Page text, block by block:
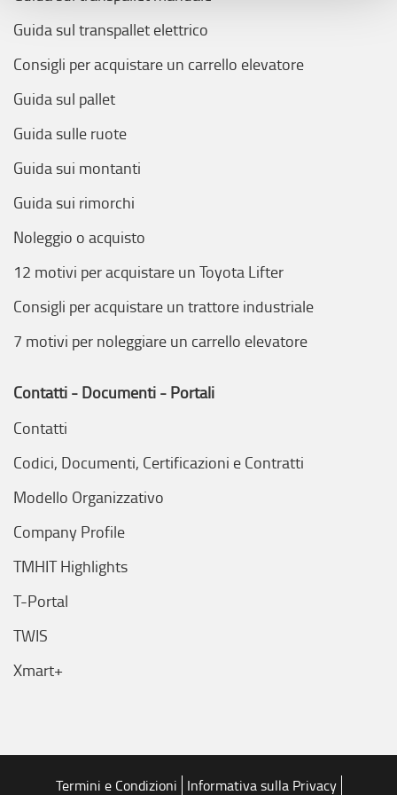
l’Informativa estesa cookie. La chiusura del presente
analytics, per i quali non occorre il tuo consenso. Potrai
comunque modificare le tue scelte in qualsiasi momento,
accedendo al link presente nel footer.
Guida sul transpallet elettrico
Consigli per acquistare un carrello elevatore
Guida sul pallet
Guida sulle ruote
Guida sui montanti
Guida sui rimorchi
Noleggio o acquisto
12 motivi per acquistare un Toyota Lifter
Consigli per acquistare un trattore industriale
7 motivi per noleggiare un carrello elevatore
Contatti - Documenti - Portali
Contatti
Codici, Documenti, Certificazioni e Contratti
Modello Organizzativo
Company Profile
TMHIT Highlights
T-Portal
TWIS
Xmart+
Termini e Condizioni Informativa sulla Privacy